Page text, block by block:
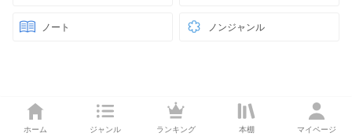
ホーム ジャンル ランキング 本棚 マイページ
ノート ノンジャンル